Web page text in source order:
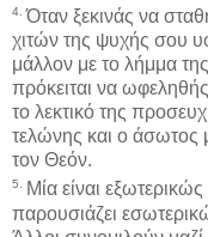
4.Όταν ξεκινάς να
χιτών της ψυχής σου
μάλλον με το λήμμα
πρόκειται να
το λεκτικό της
τελώνης και ο άσωτος
τον Θεόν.
5. Μία είναι
παρουσιάζει